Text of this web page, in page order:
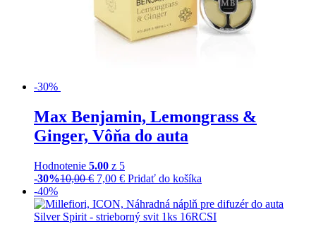
-30%
Max Benjamin, Lemongrass &
Ginger, Vôňa do auta
Hodnotenie 5.00 z 5
-30%10,00€ 7,00 € Pridať do košíka
-40%